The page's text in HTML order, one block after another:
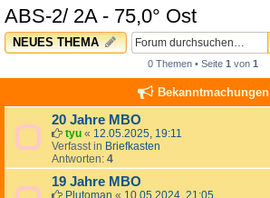
ABS-2/ 2A - 75,0° Ost
NEUES THEMA
0 Themen • Seite 1 von 1
Bekanntmachungen
20 Jahre MBO
tyu « 12.05.2025, 19:11
Verfasst in Briefkasten
Antworten: 4
19 Jahre MBO